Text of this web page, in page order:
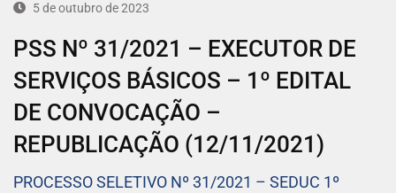
5 de outubro de 2023
PSS Nº 31/2021 – EXECUTOR DE
SERVIÇOS BÁSICOS – 1º EDITAL
DE CONVOCAÇÃO –
REPUBLICAÇÃO (12/11/2021)
PROCESSO SELETIVO Nº 31/2021 – SEDUC 1º